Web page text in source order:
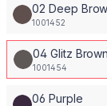
02 Deep
1001452
04 Glitz Brown
1001454
06 Purple